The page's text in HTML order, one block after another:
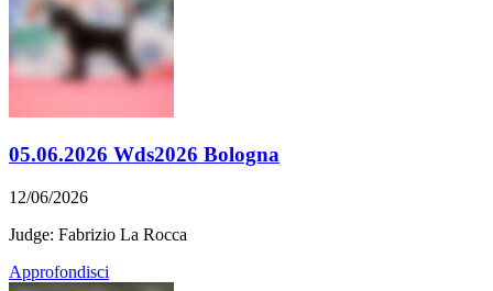
05.06.2026 Wds2026 Bologna
12/06/2026
Judge: Fabrizio La Rocca
Approfondisci